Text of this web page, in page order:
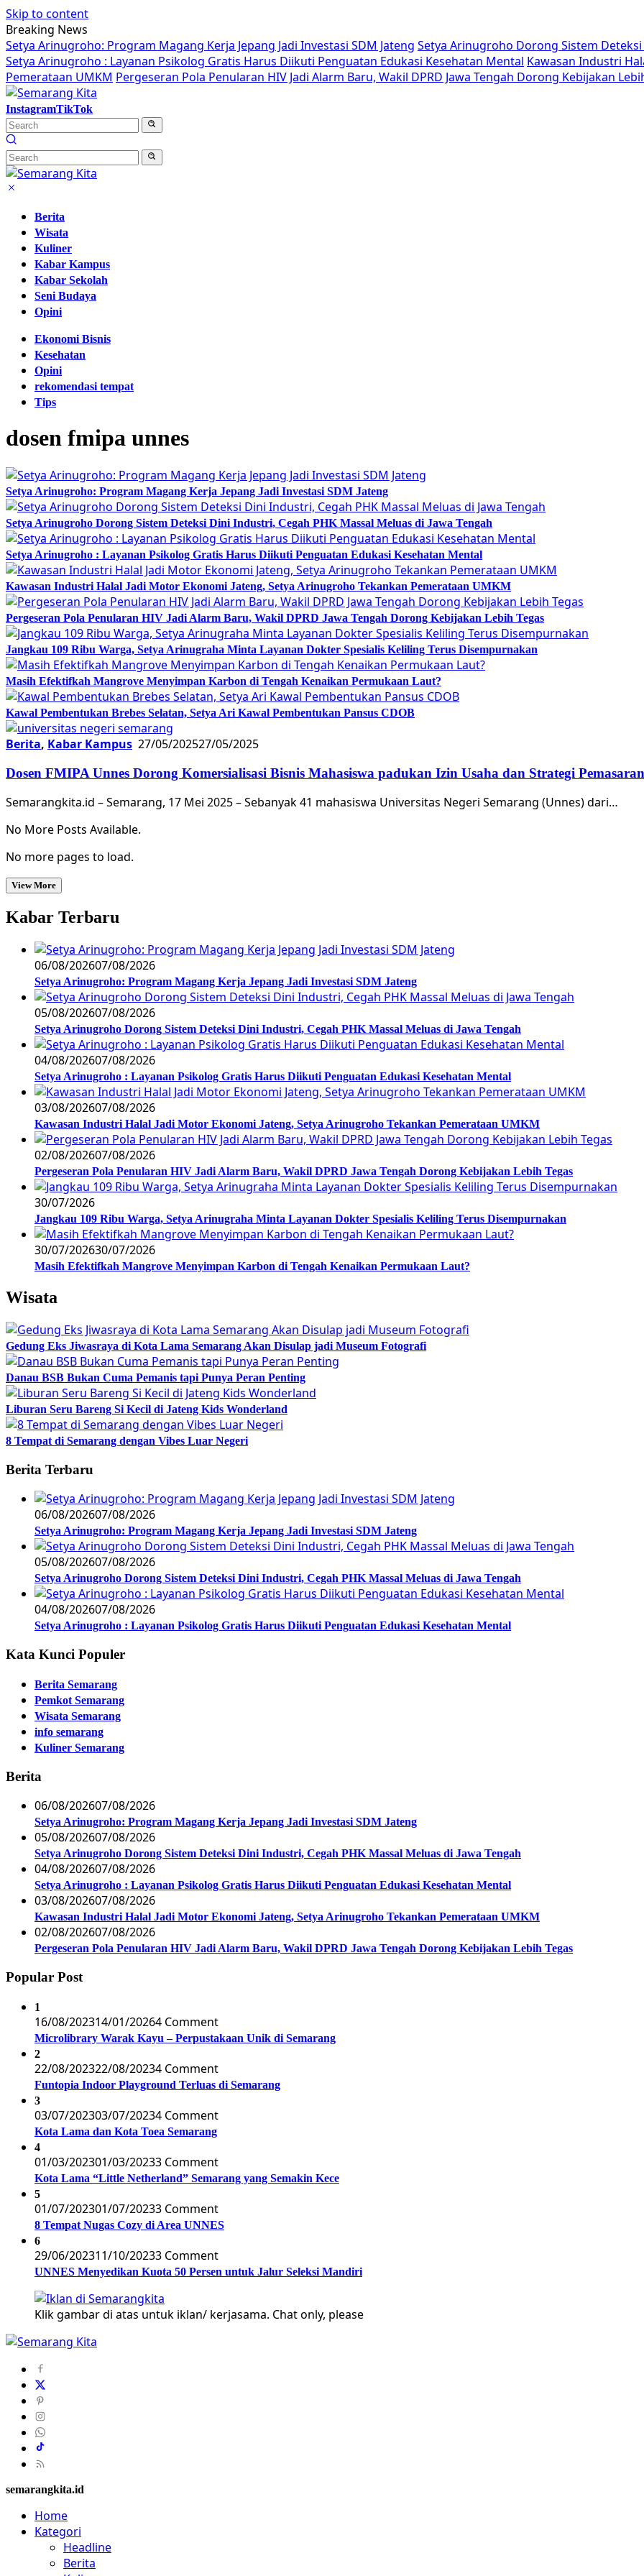
Skip to content
Breaking News
Setya Arinugroho: Program Magang Kerja Jepang Jadi Investasi SDM Jateng Setya Arinugroho Dorong Sistem
Setya Arinugroho : Layanan Psikolog Gratis Harus Diikuti Penguatan Edukasi Kesehatan Mental Kawasan Industri
Pemerataan UMKM Pergeseran Pola Penularan HIV Jadi Alarm Baru, Wakil DPRD Jawa Tengah Dorong Kebijakan
InstagramTikTok
Berita
Wisata
Kuliner
Kabar Kampus
Kabar Sekolah
Seni Budaya
Opini
Ekonomi Bisnis
Kesehatan
Opini
rekomendasi tempat
Tips
dosen fmipa unnes
Setya Arinugroho: Program Magang Kerja Jepang Jadi Investasi SDM Jateng
Setya Arinugroho Dorong Sistem Deteksi Dini Industri, Cegah PHK Massal Meluas di Jawa Tengah
Setya Arinugroho : Layanan Psikolog Gratis Harus Diikuti Penguatan Edukasi Kesehatan Mental
Kawasan Industri Halal Jadi Motor Ekonomi Jateng, Setya Arinugroho Tekankan Pemerataan UMKM
Pergeseran Pola Penularan HIV Jadi Alarm Baru, Wakil DPRD Jawa Tengah Dorong Kebijakan Lebih Tegas
Jangkau 109 Ribu Warga, Setya Arinugraha Minta Layanan Dokter Spesialis Keliling Terus Disempurnakan
Masih Efektifkah Mangrove Menyimpan Karbon di Tengah Kenaikan Permukaan Laut?
Kawal Pembentukan Brebes Selatan, Setya Ari Kawal Pembentukan Pansus CDOB
Berita, Kabar Kampus 27/05/202527/05/2025
Dosen FMIPA Unnes Dorong Komersialisasi Bisnis Mahasiswa padukan Izin Usaha dan Strategi
Semarangkita.id – Semarang, 17 Mei 2025 – Sebanyak 41 mahasiswa Universitas Negeri Semarang (Unnes) dari…
No More Posts Available.
No more pages to load.
View More
Kabar Terbaru
06/08/202607/08/2026
Setya Arinugroho: Program Magang Kerja Jepang Jadi Investasi SDM Jateng
05/08/202607/08/2026
Setya Arinugroho Dorong Sistem Deteksi Dini Industri, Cegah PHK Massal Meluas di Jawa Tengah
04/08/202607/08/2026
Setya Arinugroho : Layanan Psikolog Gratis Harus Diikuti Penguatan Edukasi Kesehatan Mental
03/08/202607/08/2026
Kawasan Industri Halal Jadi Motor Ekonomi Jateng, Setya Arinugroho Tekankan Pemerataan UMKM
02/08/202607/08/2026
Pergeseran Pola Penularan HIV Jadi Alarm Baru, Wakil DPRD Jawa Tengah Dorong Kebijakan Lebih Tegas
30/07/2026
Jangkau 109 Ribu Warga, Setya Arinugraha Minta Layanan Dokter Spesialis Keliling Terus Disempurnakan
30/07/202630/07/2026
Masih Efektifkah Mangrove Menyimpan Karbon di Tengah Kenaikan Permukaan Laut?
Wisata
Gedung Eks Jiwasraya di Kota Lama Semarang Akan Disulap jadi Museum Fotografi
Danau BSB Bukan Cuma Pemanis tapi Punya Peran Penting
Liburan Seru Bareng Si Kecil di Jateng Kids Wonderland
8 Tempat di Semarang dengan Vibes Luar Negeri
Berita Terbaru
06/08/202607/08/2026
Setya Arinugroho: Program Magang Kerja Jepang Jadi Investasi SDM Jateng
05/08/202607/08/2026
Setya Arinugroho Dorong Sistem Deteksi Dini Industri, Cegah PHK Massal Meluas di Jawa Tengah
04/08/202607/08/2026
Setya Arinugroho : Layanan Psikolog Gratis Harus Diikuti Penguatan Edukasi Kesehatan Mental
Kata Kunci Populer
Berita Semarang
Pemkot Semarang
Wisata Semarang
info semarang
Kuliner Semarang
Berita
06/08/202607/08/2026
Setya Arinugroho: Program Magang Kerja Jepang Jadi Investasi SDM Jateng
05/08/202607/08/2026
Setya Arinugroho Dorong Sistem Deteksi Dini Industri, Cegah PHK Massal Meluas di Jawa Tengah
04/08/202607/08/2026
Setya Arinugroho : Layanan Psikolog Gratis Harus Diikuti Penguatan Edukasi Kesehatan Mental
03/08/202607/08/2026
Kawasan Industri Halal Jadi Motor Ekonomi Jateng, Setya Arinugroho Tekankan Pemerataan UMKM
02/08/202607/08/2026
Pergeseran Pola Penularan HIV Jadi Alarm Baru, Wakil DPRD Jawa Tengah Dorong Kebijakan Lebih Tegas
Popular Post
1
16/08/202314/01/20264 Comment
Microlibrary Warak Kayu – Perpustakaan Unik di Semarang
2
22/08/202322/08/20234 Comment
Funtopia Indoor Playground Terluas di Semarang
3
03/07/202303/07/20234 Comment
Kota Lama dan Kota Toea Semarang
4
01/03/202301/03/20233 Comment
Kota Lama “Little Netherland” Semarang yang Semakin Kece
5
01/07/202301/07/20233 Comment
8 Tempat Nugas Cozy di Area UNNES
6
29/06/202311/10/20233 Comment
UNNES Menyedikan Kuota 50 Persen untuk Jalur Seleksi Mandiri
Klik gambar di atas untuk iklan/ kerjasama. Chat only, please
semarangkita.id
Home
Kategori
Headline
Berita